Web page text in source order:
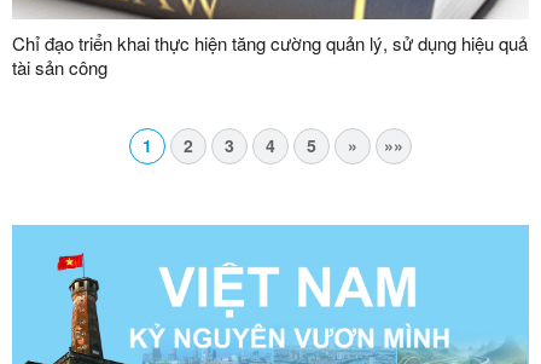
Chỉ đạo triển khai thực hiện tăng cường quản lý, sử dụng hiệu quả
tài sản công
1 2 3 4 5 » »»